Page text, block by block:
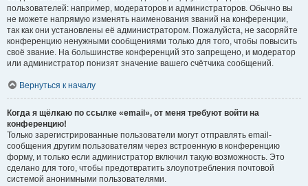
пользователей: например, модераторов и администраторов. Обычно вы
не можете напрямую изменять наименования званий на конференции,
так как они установлены её администратором. Пожалуйста, не засоряйте
конференцию ненужными сообщениями только для того, чтобы повысить
своё звание. На большинстве конференций это запрещено, и модератор
или администратор понизят значение вашего счётчика сообщений.
Вернуться к началу
Когда я щёлкаю по ссылке «email», от меня требуют войти на
конференцию!
Только зарегистрированные пользователи могут отправлять email-
сообщения другим пользователям через встроенную в конференцию
форму, и только если администратор включил такую возможность. Это
сделано для того, чтобы предотвратить злоупотребления почтовой
системой анонимными пользователями.